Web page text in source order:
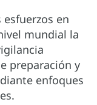
en
mundial la
preparación y
enfoques